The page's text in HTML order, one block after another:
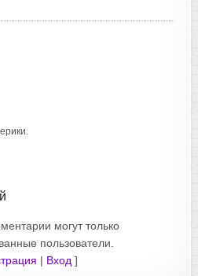
могут только
пользователи.
| Вход ]